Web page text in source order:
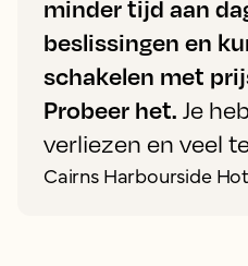
minder tijd aan
beslissingen en
schakelen met
Probeer het. Je
verliezen en veel
Cairns Harbourside